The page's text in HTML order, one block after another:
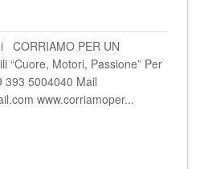
CORRIAMO PER UN
“Cuore, Motori, Passione” Per
393 5004040 Mail
www.corriamoper...